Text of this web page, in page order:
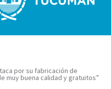
por su fabricación de
muy buena calidad y gratuitos”